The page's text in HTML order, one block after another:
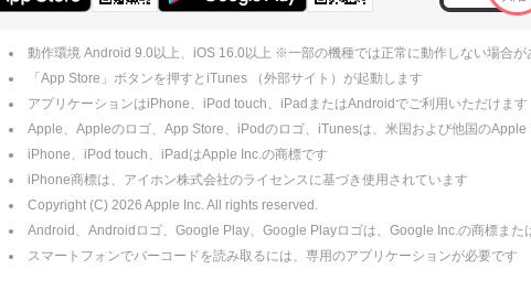
動作環境 Android 9.0以上、iOS 16.0以上 ※一部の機種では正常に動作しない場合が
「App Store」ボタンを押すとiTunes （外部サイト）が起動します
アプリケーションはiPhone、iPod touch、iPadまたはAndroidでご利用いただけます
Apple、Appleのロゴ、App Store、iPodのロゴ、iTunesは、米国および他国のApple
iPhone、iPod touch、iPadはApple Inc.の商標です
iPhone商標は、アイホン株式会社のライセンスに基づき使用されています
Copyright (C) 2026 Apple Inc. All rights reserved.
Android、Androidロゴ、Google Play、Google Playロゴは、Google Inc.の商標また
スマートフォンでバーコードを読み取るには、専用のアプリケーションが必要です